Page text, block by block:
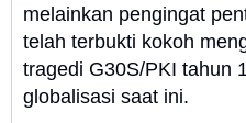
melainkan pengingat
telah terbukti kokoh
tragedi G30S/PKI tahun
globalisasi saat ini.